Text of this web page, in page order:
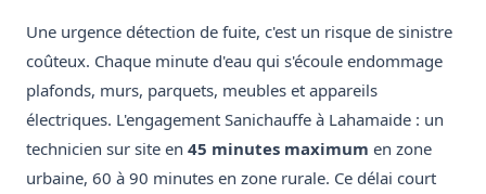
Une urgence détection de fuite, c'est un risque de sinistre
coûteux. Chaque minute d'eau qui s'écoule endommage
plafonds, murs, parquets, meubles et appareils
électriques. L'engagement Sanichauffe à Lahamaide : un
technicien sur site en 45 minutes maximum en zone
urbaine, 60 à 90 minutes en zone rurale. Ce délai court